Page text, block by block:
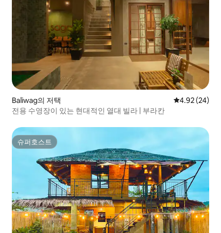
Baliwag의 저택 평점 4.92점(5
4.92 (24)
전용 수영장이 있는 현대적인 열대 빌라 | 부라칸
슈퍼호스트
슈퍼호스트